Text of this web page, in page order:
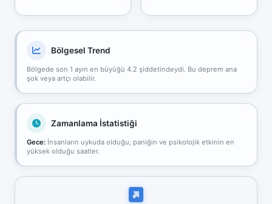
Bölgesel Trend
Bölgede son 1 ayın en büyüğü 4.2 şiddetindeydi. Bu deprem ana
şok veya artçı olabilir.
Zamanlama İstatistiği
Gece: İnsanların uykuda olduğu, paniğin ve psikolojik etkinin en
yüksek olduğu saatler.